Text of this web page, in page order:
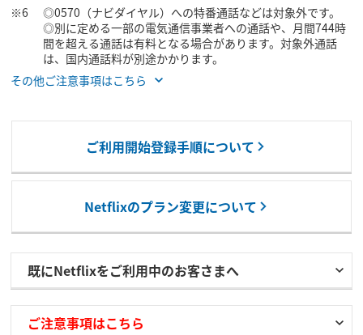
◎0570（ナビダイヤル）への特番通話などは対象外です。
◎別に定める一部の電気通信事業者への通話や、月間744時
間を超える通話は有料となる場合があります。対象外通話
は、国内通話料が別途かかります。
その他ご注意事項はこちら
ご利用開始登録手順について
Netflixのプラン変更について
既にNetflixをご利用中のお客さまへ
ご注意事項はこちら